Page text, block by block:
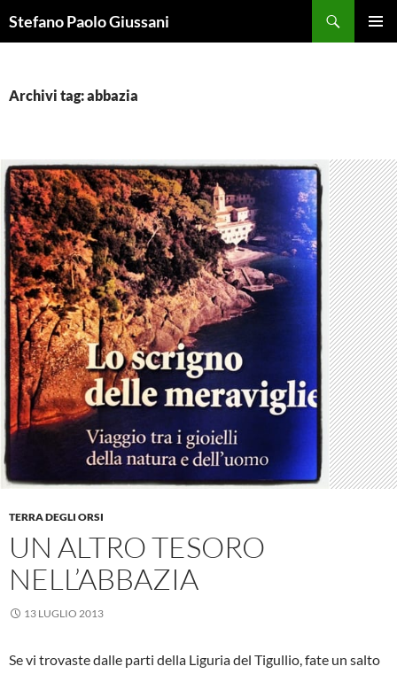
alStefano Paolo Giussani
Archivi tag: abbazia
TERRA DEGLI ORSI
UN ALTRO TESORO
NELL’ABBAZIA
13 LUGLIO 2013
Se vi trovaste dalle parti della Liguria del Tigullio, fate un salto